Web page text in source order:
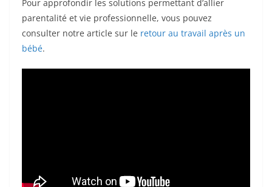
Pour approfondir les solutions permettant d’allier
parentalité et vie professionnelle, vous pouvez
consulter notre article sur le retour au travail après un
bébé.